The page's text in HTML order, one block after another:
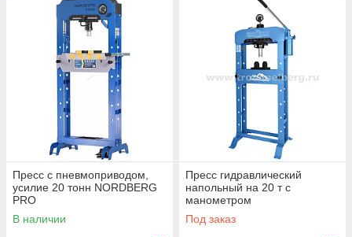
Пресс с пневмоприводом,
усилие 20 тонн NORDBERG
PRO
В наличии
Пресс гидравлический
напольный на 20 т с
манометром
Под заказ